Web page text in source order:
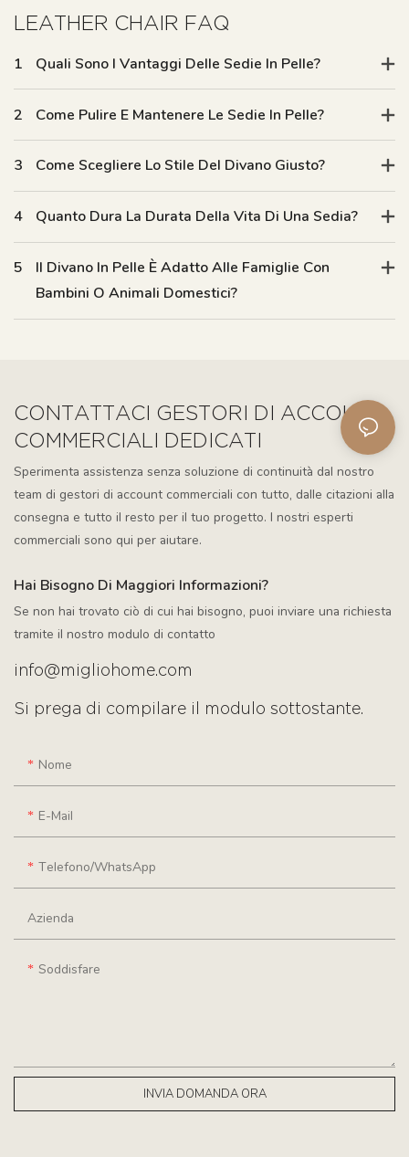
LEATHER CHAIR FAQ
1 Quali Sono I Vantaggi Delle Sedie In Pelle?
2 Come Pulire E Mantenere Le Sedie In Pelle?
3 Come Scegliere Lo Stile Del Divano Giusto?
4 Quanto Dura La Durata Della Vita Di Una Sedia?
5
Il Divano In Pelle È Adatto Alle Famiglie Con
Bambini O Animali Domestici?
CONTATTACI GESTORI DI ACCOUNT
COMMERCIALI DEDICATI
Sperimenta assistenza senza soluzione di continuità dal nostro
team di gestori di account commerciali con tutto, dalle citazioni alla
consegna e tutto il resto per il tuo progetto. I nostri esperti
commerciali sono qui per aiutare.
Hai Bisogno Di Maggiori Informazioni?
Se non hai trovato ciò di cui hai bisogno, puoi inviare una richiesta
tramite il nostro modulo di contatto
info@migliohome.com
Si prega di compilare il modulo sottostante.
Nome
E-Mail
Telefono/WhatsApp
Azienda
Soddisfare
INVIA DOMANDA ORA